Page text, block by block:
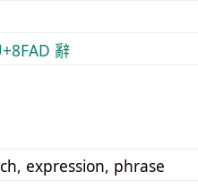
辭
expression, phrase